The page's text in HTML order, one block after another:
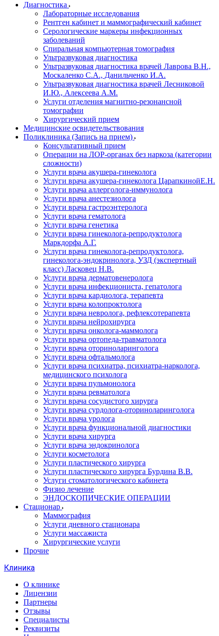
Диагностика
Лабораторные исследования
Рентген кабинет и маммографический кабинет
Серологические маркеры инфекционных
заболеваний
Спиральная компьютерная томография
Ультразвуковая диагностика
Ультразвуковая диагностика врачей Лаврова В.Н.,
Москаленко С.А., Данильченко И.А.
Ультразвуковая диагностика врачей Лесниковой
И.Ю., Алексеева А.М.
Услуги отделения магнитно-резонансной
томографии
Хирургический прием
Медицинские освидетельствования
Поликлиника (Запись на прием)
Консультативный прием
Операции на ЛОР-органах без наркоза (категории
сложности)
Услуги врача акушера-гинеколога
Услуги врача акушера-гинеколога ЦарапкинойЕ.Н.
Услуги врача аллерголога-иммунолога
Услуги врача анестезиолога
Услуги врача гастроэнтеролога
Услуги врача гематолога
Услуги врача генетика
Услуги врача гинеколога-репродуктолога
Маркдорфа А.Г.
Услуги врача гинеколога-репродуктолога,
гинеколога-эндокринолога, УЗД (экспертный
класс) Ласковец Н.В.
Услуги врача дерматовенеролога
Услуги врача инфекциониста, гепатолога
Услуги врача кардиолога, терапевта
Услуги врача колопроктолога
Услуги врача невролога, рефлексотерапевта
Услуги врача нейрохирурга
Услуги врача онколога-маммолога
Услуги врача ортопеда-травматолога
Услуги врача оториноларинголога
Услуги врача офтальмолога
Услуги врача психиатра, психиатра-нарколога,
медицинского психолога
Услуги врача пульмонолога
Услуги врача ревматолога
Услуги врача сосудистого хирурга
Услуги врача сурдолога-оториноларинголога
Услуги врача уролога
Услуги врача функциональной диагностики
Услуги врача хирурга
Услуги врача эндокринолога
Услуги косметолога
Услуги пластического хирурга
Услуги пластического хирурга Бурдина В.В.
Услуги стоматологического кабинета
Физио лечение
ЭНДОСКОПИЧЕСКИЕ ОПЕРАЦИИ
Стационар
Маммография
Услуги дневного стационара
Услуги массажиста
Хирургические услуги
Прочие
Клиника
О клинике
Лицензии
Партнеры
Отзывы
Специалисты
Реквизиты